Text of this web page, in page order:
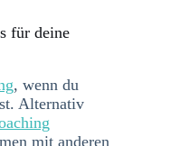
für deine
, wenn du
Alternativ
mit anderen